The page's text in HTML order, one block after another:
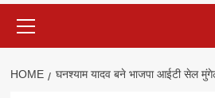
Menu
HOME घनश्याम यादव बने भाजपा आईटी सेल